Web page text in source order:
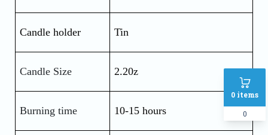
0 items
0
Candle holder Tin
Candle Size 2.20z
Burning time 10-15 hours